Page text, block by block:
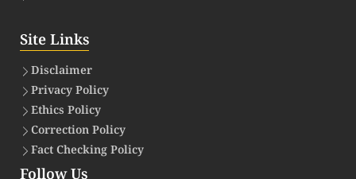
Site Links
Disclaimer
Privacy Policy
Ethics Policy
Correction Policy
Fact Checking Policy